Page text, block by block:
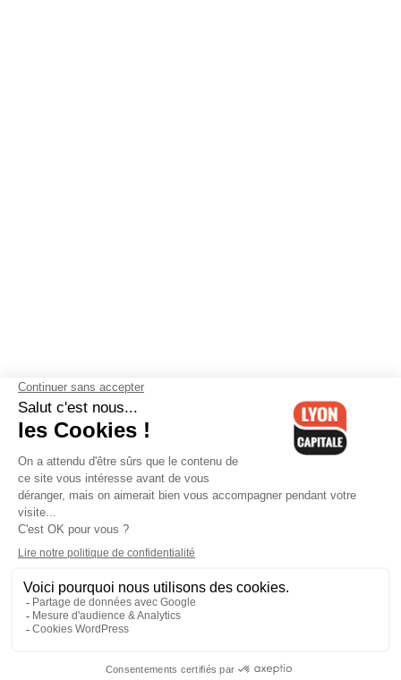
Contactez-nous-Mentions légales-CGV-Politique de
confidentialité-Gestion des cookies